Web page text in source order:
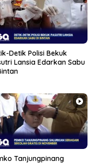
Detik Polisi Bekuk
Lansia Edarkan Sabu
Tanjungpinang